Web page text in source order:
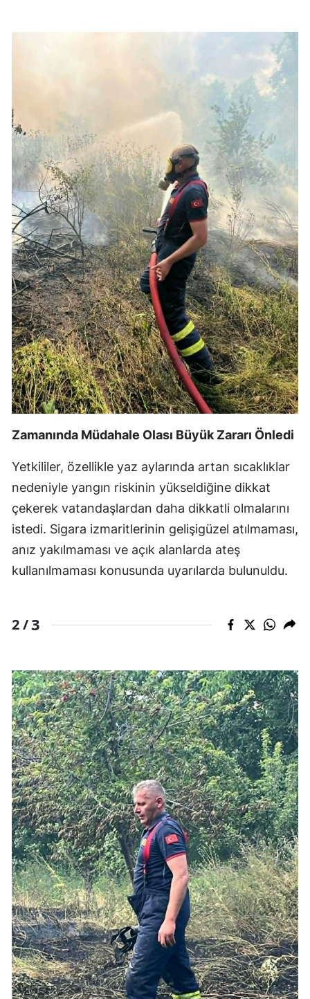
Zamanında Müdahale Olası Büyük Zararı Önledi
Yetkililer, özellikle yaz aylarında artan sıcaklıklar
nedeniyle yangın riskinin yükseldiğine dikkat
çekerek vatandaşlardan daha dikkatli olmalarını
istedi. Sigara izmaritlerinin gelişigüzel atılmaması,
anız yakılmaması ve açık alanlarda ateş
kullanılmaması konusunda uyarılarda bulunuldu.
2 /3